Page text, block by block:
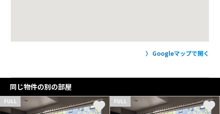
Googleマップで開く
同じ物件の別の部屋
FULL FULL